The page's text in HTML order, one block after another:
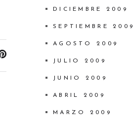
DICIEMBRE 2009
SEPTIEMBRE 2009
AGOSTO 2009
JULIO 2009
JUNIO 2009
ABRIL 2009
MARZO 2009